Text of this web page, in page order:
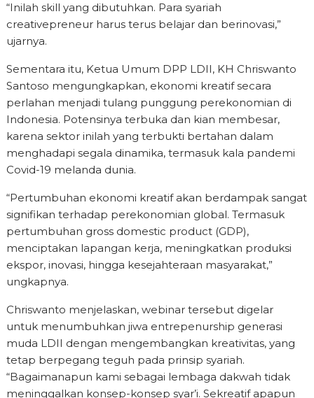
“Inilah skill yang dibutuhkan. Para syariah
creativepreneur harus terus belajar dan berinovasi,”
ujarnya.
Sementara itu, Ketua Umum DPP LDII, KH Chriswanto
Santoso mengungkapkan, ekonomi kreatif secara
perlahan menjadi tulang punggung perekonomian di
Indonesia. Potensinya terbuka dan kian membesar,
karena sektor inilah yang terbukti bertahan dalam
menghadapi segala dinamika, termasuk kala pandemi
Covid-19 melanda dunia.
“Pertumbuhan ekonomi kreatif akan berdampak sangat
signifikan terhadap perekonomian global. Termasuk
pertumbuhan gross domestic product (GDP),
menciptakan lapangan kerja, meningkatkan produksi
ekspor, inovasi, hingga kesejahteraan masyarakat,”
ungkapnya.
Chriswanto menjelaskan, webinar tersebut digelar
untuk menumbuhkan jiwa entrepenurship generasi
muda LDII dengan mengembangkan kreativitas, yang
tetap berpegang teguh pada prinsip syariah.
“Bagaimanapun kami sebagai lembaga dakwah tidak
meninggalkan konsep-konsep syar’i. Sekreatif apapun